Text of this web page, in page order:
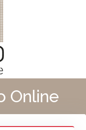
Online